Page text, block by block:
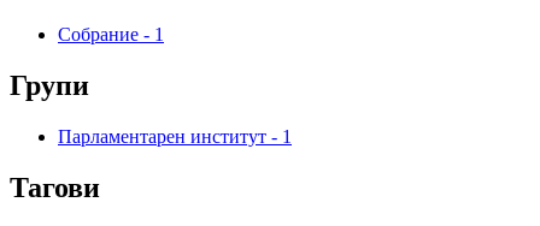
Собрание - 1
Групи
Парламентарен институт - 1
Тагови